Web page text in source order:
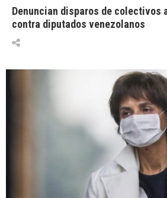
Denuncian disparos de colectivos
contra diputados venezolanos